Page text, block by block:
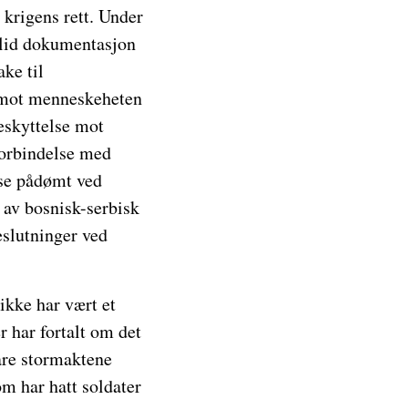
rett. Under
dokumentasjon
til
menneskeheten
mot
med
pådømt ved
bosnisk-serbisk
ved
har vært et
har fortalt om det
stormaktene
har hatt soldater